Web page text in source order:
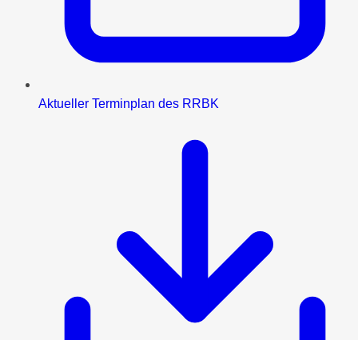
Aktueller Terminplan des RRBK